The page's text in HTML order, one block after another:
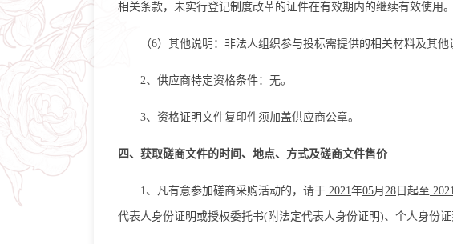
相关条款，未实行登记制度改革的证件在有效期内的继续有效使用
（6）其他说明：非法人组织参与投标需提供的相关材料及其他
2、供应商特定资格条件：无。
3、资格证明文件复印件须加盖供应商公章。
四、获取磋商文件的时间、地点、方式及磋商文件售价
1、凡有意参加磋商采购活动的，请于 2021年05月 28 日起至
代表人身份证明或授权委托书(附法定代表人身份证明)、个人身份证